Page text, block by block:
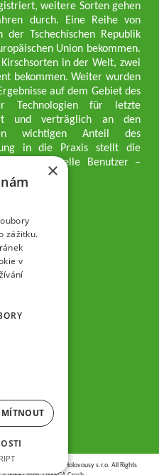
weitere Sorten gehen
durch. Eine Reihe von
Tschechischen Republik
Union bekommen.
in der Welt, zwei
bekommen. Weiter wurden
auf dem Gebiet des
Technologien für letzte
und verträglich an den
wichtigen Anteil des
in die Praxis stellt die
professionelle Benutzer –
wird.
ústav ovocnářský Holovousy s.r.o. All Rights
×
zážitku.
v